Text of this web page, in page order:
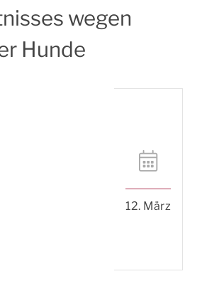
wegen
Hunde
12. März